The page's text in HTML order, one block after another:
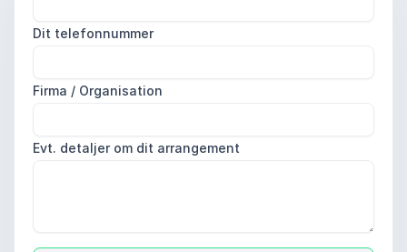
Dit telefonnummer
Firma / Organisation
Evt. detaljer om dit arrangement